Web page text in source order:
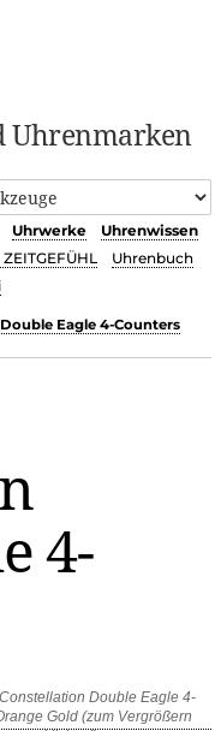
Uhrenmarken
Uhrwerke
Uhrenwissen
Uhrenbuch
Eagle 4-Counters
4-